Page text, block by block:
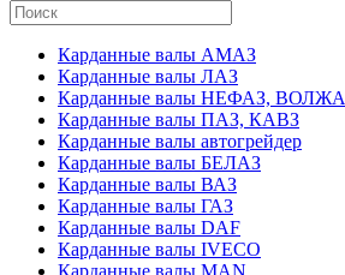
Карданные валы АМАЗ
Карданные валы ЛАЗ
Карданные валы НЕФАЗ,
Карданные валы ПАЗ, КАВЗ
Карданные валы автогрейдер
Карданные валы БЕЛАЗ
Карданные валы ВАЗ
Карданные валы ГАЗ
Карданные валы DAF
Карданные валы IVECO
Карданные валы MAN